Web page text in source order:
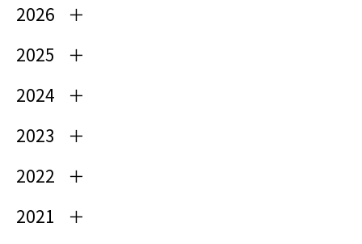
2026
2025
2024
2023
2022
2021